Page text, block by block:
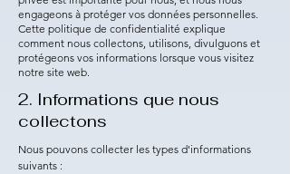
engageons à protéger vos données personnelles.
Cette politique de confidentialité explique
comment nous collectons, utilisons, divulguons et
protégeons vos informations lorsque vous visitez
notre site web.
2. Informations que nous
collectons
Nous pouvons collecter les types d'informations
suivants :